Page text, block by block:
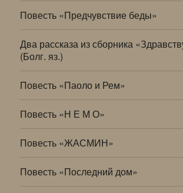
Повесть «Предчувствие беды»
Два рассказа из сборника
(Болг. яз.)
Повесть «Паоло и Рем»
Повесть «Н Е М О»
Повесть «ЖАСМИН»
Повесть «Последний дом»